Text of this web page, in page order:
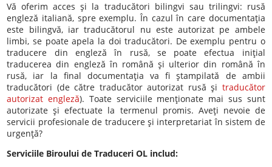
Vă oferim acces şi la traducători bilingvi sau trilingvi: rusă
engleză italiană, spre exemplu. În cazul în care documentaţia
este bilingvă, iar traducătorul nu este autorizat pe ambele
limbi, se poate apela la doi traducători. De exemplu pentru o
traducere din engleză în rusă, se poate efectua iniţial
traducerea din engleză în română şi ulterior din română în
rusă, iar la final documentaţia va fi ştampilată de ambii
traducători (de către traducător autorizat rusă şi traducător
autorizat engleză). Toate serviciile menţionate mai sus sunt
autorizate şi efectuate la termenul promis. Aveţi nevoie de
servicii profesionale de traducere şi interpretariat în sistem de
urgenţă?
Serviciile Biroului de Traduceri OL includ: